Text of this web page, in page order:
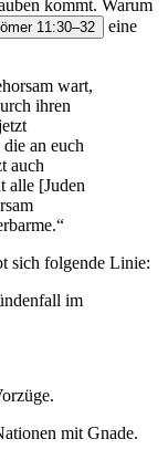
kommt. Warum
11:30–32
eine
wart,
ihren
an euch
auch
alle [Juden
sich folgende Linie:
im
mit Gnade.